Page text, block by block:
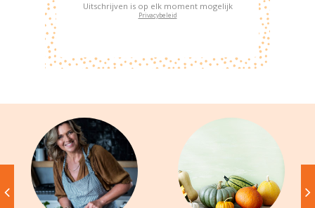
Uitschrijven is op elk moment mogelijk
Privacybeleid